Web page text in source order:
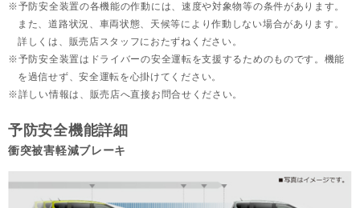
予防安全装置の各機能の作動には、速度や対象物等の条件があります。
また、道路状況、車両状態、天候等により作動しない場合があります。
詳しくは、販売店スタッフにおたずねください。
予防安全装置はドライバーの安全運転を支援するためのものです。機能
を過信せず、安全運転を心掛けてください。
詳しい情報は、販売店へ直接お問合せください。
予防安全機能詳細
衝突被害軽減ブレーキ